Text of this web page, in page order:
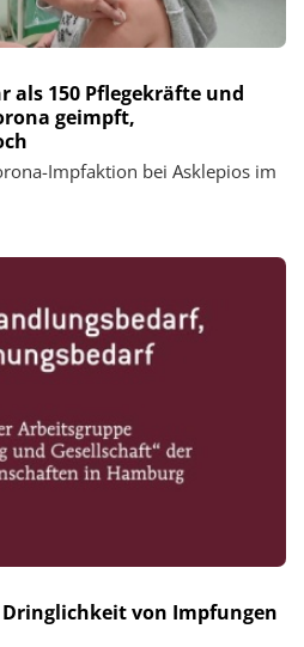
als 150 Pflegekräfte und
geimpft,
Impfaktion bei Asklepios im
von Impfungen